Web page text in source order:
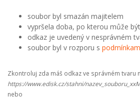
soubor byl smazán majitelem
vypršela doba, po kterou může
odkaz je uvedený v nesprávném
soubor byl v rozporu s
Zkontroluj zda máš odkaz ve správném tvaru
https://www.edisk.cz/stahni/
nebo